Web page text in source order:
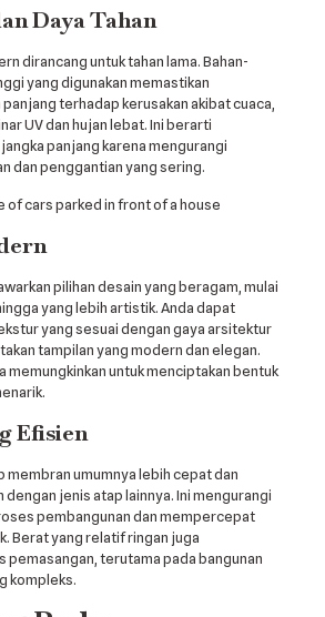
Daya Tahan
dirancang untuk tahan lama. Bahan-
yang digunakan memastikan
terhadap kerusakan akibat cuaca,
UV dan hujan lebat. Ini berarti
panjang karena mengurangi
dan penggantian yang sering.
pilihan desain yang beragam, mulai
yang lebih artistik. Anda dapat
yang sesuai dengan gaya arsitektur
tampilan yang modern dan elegan.
memungkinkan untuk menciptakan bentuk
Efisien
membran umumnya lebih cepat dan
jenis atap lainnya. Ini mengurangi
pembangunan dan mempercepat
Berat yang relatif ringan juga
pemasangan, terutama pada bangunan
kompleks.